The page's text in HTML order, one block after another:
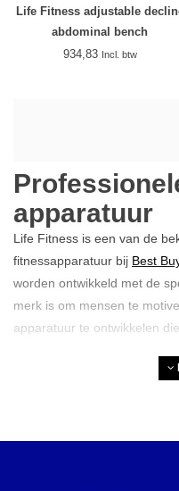
Life Fitness adjustable
abdominal bench
934,83 Incl. btw
apparatuur
Life Fitness is een van de
fitnessapparatuur bij Best
worden ontwikkeld met de
merk is om mensen te
apparatuur te ontwikkelen
diverse fitnessapparaten
Waarom